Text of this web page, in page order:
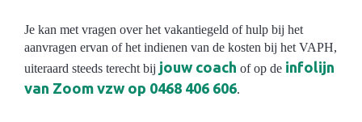
Je kan met vragen over het vakantiegeld of hulp bij het
aanvragen ervan of het indienen van de kosten bij het VAPH,
uiteraard steeds terecht bij jouw coach of op de infolijn
van Zoom vzw op 0468 406 606.